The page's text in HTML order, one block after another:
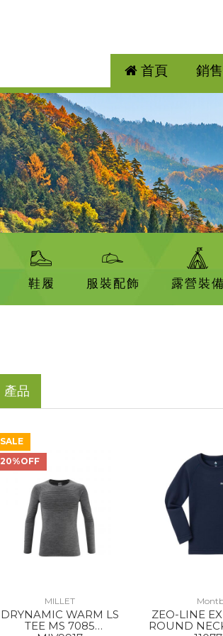
首頁 銷
鞋履 服裝配飾 露營裝備
產品
SALE
20%OFF
MILLET
DRYNAMIC WARM LS
TEE MS 7085
ZEO-LINE
ROUND